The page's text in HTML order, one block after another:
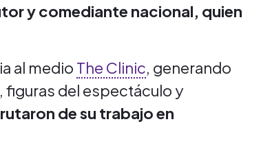
y comediante nacional, quien
al medio The Clinic, generando
del espectáculo y
de su trabajo en